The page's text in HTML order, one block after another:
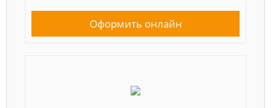
Оформить онлайн